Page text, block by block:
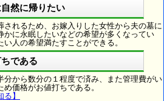
然に帰りたい
されるため、お嫁入りした女性から夫の墓に
かに永眠したいなどの希望が多くなってい
人の希望満たすことができる。
である
分から数分の１程度で済み、また管理費がい
価格がお値打ちである。
】